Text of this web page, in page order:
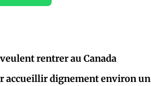
rentrer au Canada
accueillir dignement environ un